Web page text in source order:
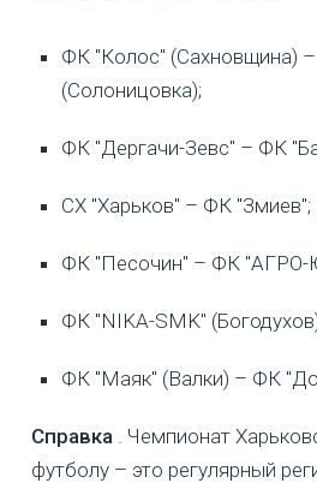
ФК "Колос" (Сахновщина)
(Солоницовка);
ФК "Дергачи-Зевс" – ФК
СХ "Харьков" – ФК "Змиев";
ФК "Песочин" – ФК "АГРО-
ФК "NIKA-SMK"
ФК "Маяк" (Валки) – ФК
Справка . Чемпионат
футболу – это регулярный